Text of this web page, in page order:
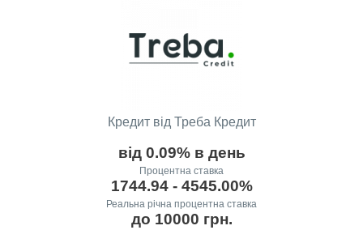
Кредит від Треба Кредит
від 0.09% в день
Процентна ставка
1744.94 - 4545.00%
Реальна річна процентна ставка
до 10000 грн.